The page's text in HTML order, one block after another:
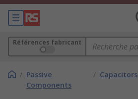
Références fabricant
/ Passive
Components
/ Capacitors